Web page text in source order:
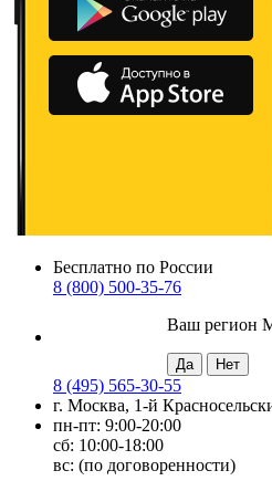
Бесплатно по России
8 (800) 500-35-76
Ваш регион
8 (495) 565-30-55
г. Москва, 1-й
пн-пт: 9:00-20:00
сб: 10:00-18:00
вс: (по договоренности)